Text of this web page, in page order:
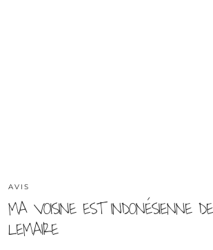
AVIS
MA VOISINE EST INDONÉSIENNE
LEMAIRE